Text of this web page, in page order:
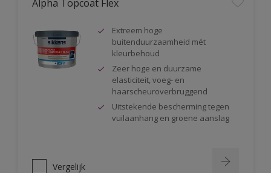
Alpha Topcoat Flex
Extreem hoge
buitenduurzaamheid mét
kleurbehoud
Zeer hoge en duurzame
elasticiteit, voeg- en
haarscheuroverbruggend
Uitstekende bescherming tegen
vuilaanhang en groene aanslag
Vergelijk